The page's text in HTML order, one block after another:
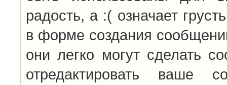
радость, а :( означает
в форме создания
они легко могут сделать
отредактировать ваше